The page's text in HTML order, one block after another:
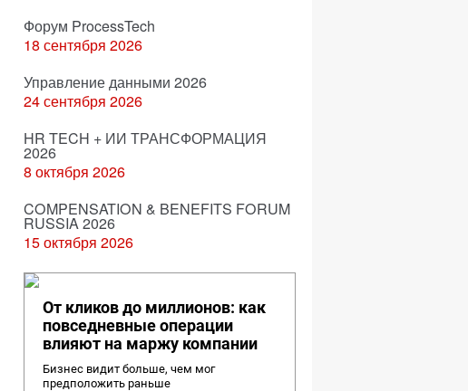
Форум ProcessTech
18 сентября 2026
Управление данными 2026
24 сентября 2026
HR TECH + ИИ ТРАНСФОРМАЦИЯ
2026
8 октября 2026
COMPENSATION & BENEFITS FORUM
RUSSIA 2026
15 октября 2026
От кликов до миллионов: как
повседневные операции
влияют на маржу компании
Бизнес видит больше, чем мог
предположить раньше